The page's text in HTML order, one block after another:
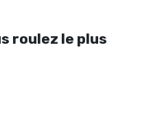
roulez le plus